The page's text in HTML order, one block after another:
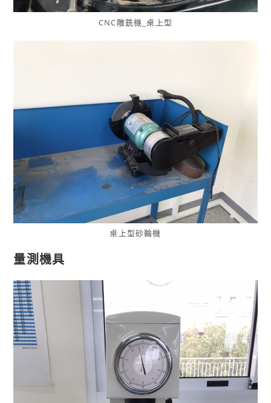
CNC雕銑機_桌上型
桌上型砂輪機
量測機具